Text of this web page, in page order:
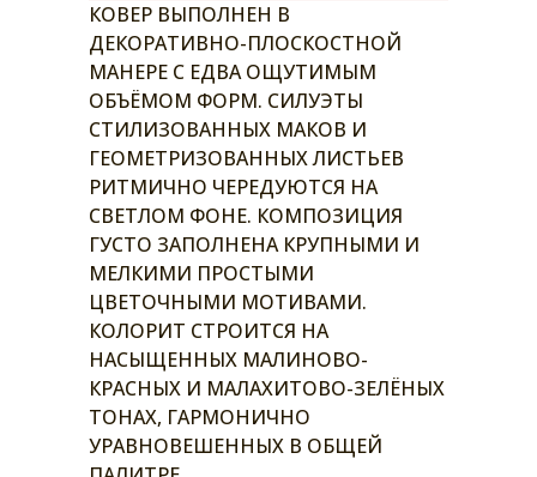
КОВЕР ВЫПОЛНЕН В
ДЕКОРАТИВНО-ПЛОСКОСТНОЙ
МАНЕРЕ С ЕДВА ОЩУТИМЫМ
ОБЪЁМОМ ФОРМ. СИЛУЭТЫ
СТИЛИЗОВАННЫХ МАКОВ И
ГЕОМЕТРИЗОВАННЫХ ЛИСТЬЕВ
РИТМИЧНО ЧЕРЕДУЮТСЯ НА
СВЕТЛОМ ФОНЕ. КОМПОЗИЦИЯ
ГУСТО ЗАПОЛНЕНА КРУПНЫМИ И
МЕЛКИМИ ПРОСТЫМИ
ЦВЕТОЧНЫМИ МОТИВАМИ.
КОЛОРИТ СТРОИТСЯ НА
НАСЫЩЕННЫХ МАЛИНОВО-
КРАСНЫХ И МАЛАХИТОВО-ЗЕЛЁНЫХ
ТОНАХ, ГАРМОНИЧНО
УРАВНОВЕШЕННЫХ В ОБЩЕЙ